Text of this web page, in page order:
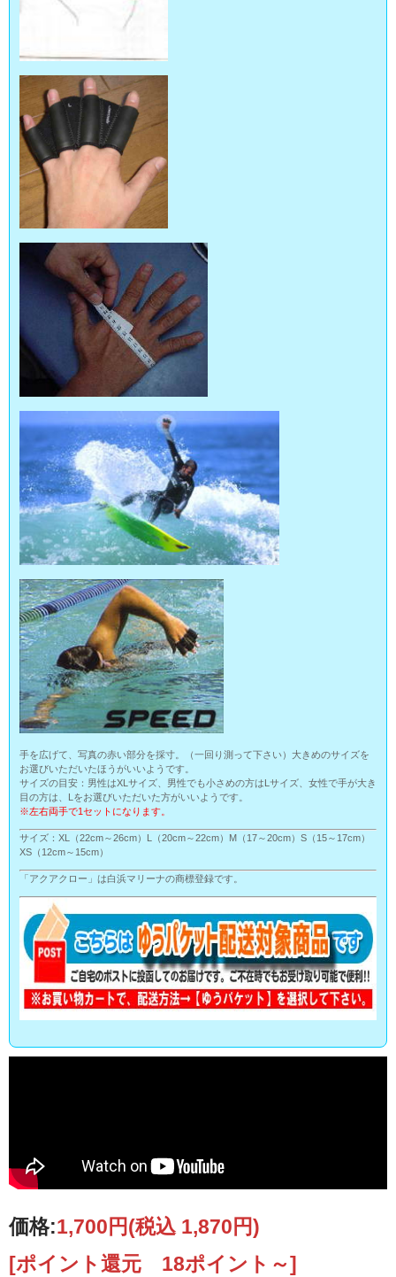
手を広げて、写真の赤い部分を採寸。（一回り測って下さい）大きめのサイズを
お選びいただいたほうがいいようです。
サイズの目安：男性はXLサイズ、男性でも小さめの方はLサイズ、女性で手が大き
目の方は、Lをお選びいただいた方がいいようです。
※左右両手で1セットになります。
サイズ：XL（22cm～26cm）L（20cm～22cm）M（17～20cm）S（15～17cm）
XS（12cm～15cm）
「アクアクロー」は白浜マリーナの商標登録です。
価格:1,700円(税込 1,870円)
[ポイント還元 18ポイント～]